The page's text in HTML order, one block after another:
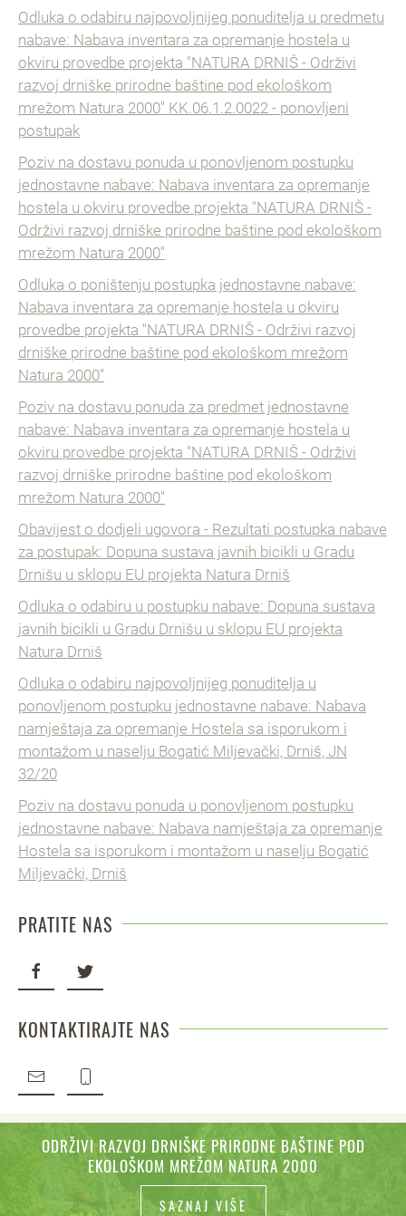
Odluka o odabiru najpovoljnijeg ponuditelja u predmetu
nabave: Nabava inventara za opremanje hostela u
okviru provedbe projekta "NATURA DRNIŠ - Održivi
razvoj drniške prirodne baštine pod ekološkom
mrežom Natura 2000" KK.06.1.2.0022 - ponovljeni
postupak
Poziv na dostavu ponuda u ponovljenom postupku
jednostavne nabave: Nabava inventara za opremanje
hostela u okviru provedbe projekta "NATURA DRNIŠ -
Održivi razvoj drniške prirodne baštine pod ekološkom
mrežom Natura 2000"
Odluka o poništenju postupka jednostavne nabave:
Nabava inventara za opremanje hostela u okviru
provedbe projekta "NATURA DRNIŠ - Održivi razvoj
drniške prirodne baštine pod ekološkom mrežom
Natura 2000"
Poziv na dostavu ponuda za predmet jednostavne
nabave: Nabava inventara za opremanje hostela u
okviru provedbe projekta "NATURA DRNIŠ - Održivi
razvoj drniške prirodne baštine pod ekološkom
mrežom Natura 2000"
Obavijest o dodjeli ugovora - Rezultati postupka nabave
za postupak: Dopuna sustava javnih bicikli u Gradu
Drnišu u sklopu EU projekta Natura Drniš
Odluka o odabiru u postupku nabave: Dopuna sustava
javnih bicikli u Gradu Drnišu u sklopu EU projekta
Natura Drniš
Odluka o odabiru najpovoljnijeg ponuditelja u
ponovljenom postupku jednostavne nabave: Nabava
namještaja za opremanje Hostela sa isporukom i
montažom u naselju Bogatić Miljevački, Drniš, JN
32/20
Poziv na dostavu ponuda u ponovljenom postupku
jednostavne nabave: Nabava namještaja za opremanje
Hostela sa isporukom i montažom u naselju Bogatić
Miljevački, Drniš
PRATITE NAS
KONTAKTIRAJTE NAS
ODRŽIVI RAZVOJ DRNIŠKE PRIRODNE BAŠTINE POD
EKOLOŠKOM MREŽOM NATURA 2000
SAZNAJ VIŠE